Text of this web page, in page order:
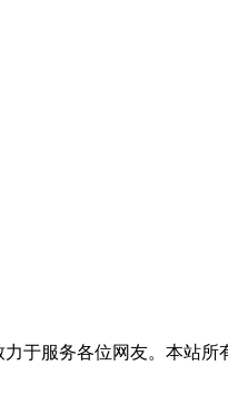
于服务各位网友。本站